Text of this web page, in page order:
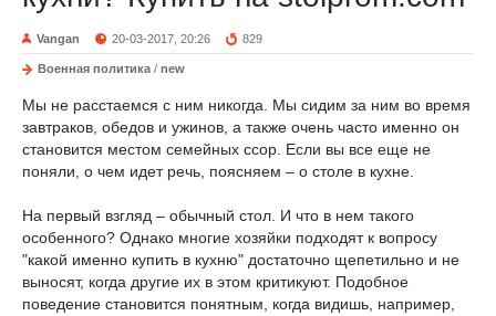
Vangan 20-03-2017, 20:26 829
Военная политика / new
Мы не расстаемся с ним никогда. Мы сидим за ним во время
завтраков, обедов и ужинов, а также очень часто именно он
становится местом семейных ссор. Если вы все еще не
поняли, о чем идет речь, поясняем – о столе в кухне.
На первый взгляд – обычный стол. И что в нем такого
особенного? Однако многие хозяйки подходят к вопросу
"какой именно купить в кухню" достаточно щепетильно и не
выносят, когда другие их в этом критикуют. Подобное
поведение становится понятным, когда видишь, например,